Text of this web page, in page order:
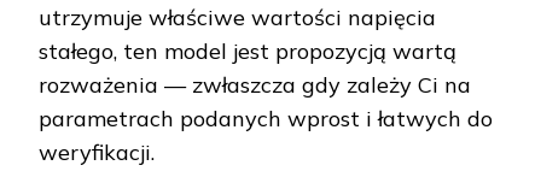
utrzymuje właściwe wartości napięcia
stałego, ten model jest propozycją wartą
rozważenia — zwłaszcza gdy zależy Ci na
parametrach podanych wprost i łatwych do
weryfikacji.